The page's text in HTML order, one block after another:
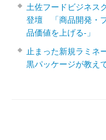
土佐フードビジネス
登壇 「商品開発・
品価値を上げる‐」
止まった新規ラミネ
黒パッケージが教え